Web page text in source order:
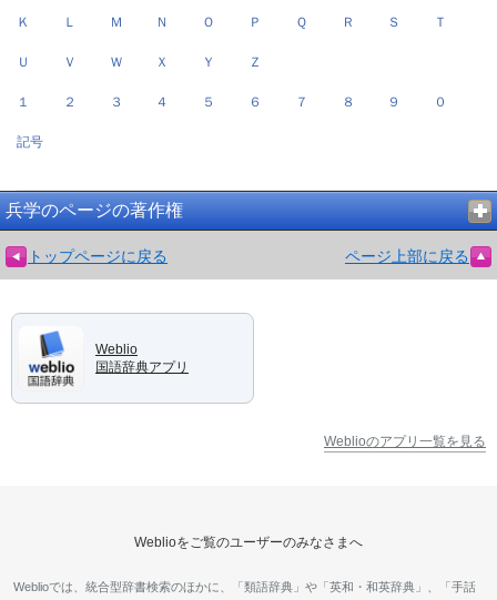
Ｋ Ｌ Ｍ Ｎ Ｏ Ｐ Ｑ Ｒ Ｓ Ｔ
Ｕ Ｖ Ｗ Ｘ Ｙ Ｚ
１ ２ ３ ４ ５ ６ ７ ８ ９ ０
記号
兵学のページの著作権
トップページに戻る ページ上部に戻る
Weblio
国語辞典アプリ
Weblioのアプリ一覧を見る
Weblioをご覧のユーザーのみなさまへ
Weblioでは、統合型辞書検索のほかに、「類語辞典」や「英和・和英辞典」、「手話